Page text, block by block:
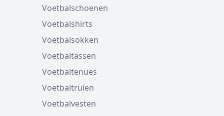
Voetbalschoenen
Voetbalshirts
Voetbalsokken
Voetbaltassen
Voetbaltenues
Voetbaltruien
Voetbalvesten